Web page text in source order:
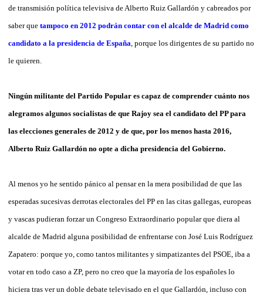
de transmisión política televisiva de Alberto Ruiz Gallardón y cabreados por
saber que tampoco en 2012 podrán contar con el alcalde de Madrid como
candidato a la presidencia de España , porque los dirigentes de su partido no
le quieren.
Ningún militante del Partido Popular es capaz de comprender cuánto nos
alegramos algunos socialistas de que Rajoy sea el candidato del PP para
las elecciones generales de 2012 y de que, por los menos hasta 2016,
Alberto Ruiz Gallardón no opte a dicha presidencia del Gobierno.
Al menos yo he sentido pánico al pensar en la mera posibilidad de que las
esperadas sucesivas derrotas electorales del PP en las citas gallegas, europeas
y vascas pudieran forzar un Congreso Extraordinario popular que diera al
alcalde de Madrid alguna posibilidad de enfrentarse con José Luis Rodríguez
Zapatero: porque yo, como tantos militantes y simpatizantes del PSOE, iba a
votar en todo caso a ZP, pero no creo que la mayoría de los españoles lo
hiciera tras ver un doble debate televisado en el que Gallardón, incluso con